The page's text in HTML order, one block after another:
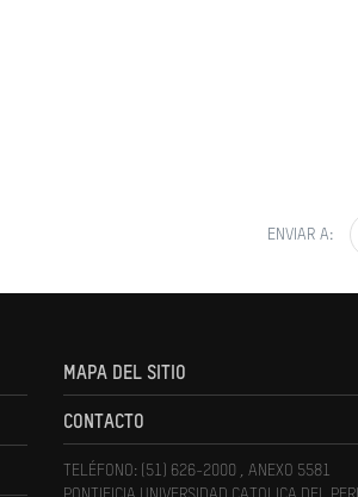
ENVIAR A:
MAPA DEL SITIO
CONTACTO
TELÉFONO: (51) 626-2000 , ANEXO 5581